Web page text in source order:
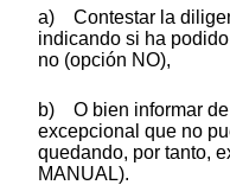
a) Contestar la
indicando si ha
no (opción NO),
b) O bien informar de
excepcional que no
quedando, por tanto,
MANUAL).